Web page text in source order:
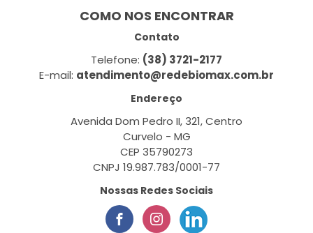
COMO NOS ENCONTRAR
Contato
Telefone: (38) 3721-2177
E-mail: atendimento@redebiomax.com.br
Endereço
Avenida Dom Pedro II, 321, Centro
Curvelo - MG
CEP 35790273
CNPJ 19.987.783/0001-77
Nossas Redes Sociais